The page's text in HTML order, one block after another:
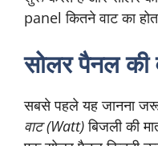
लिए सही सोलर पैनल
या Advanced User,
तो चलिए शुरू करते हैं और
हैं! [1 Solar panel
सोलर पैनल